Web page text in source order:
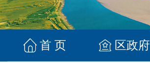
首 页 区政府